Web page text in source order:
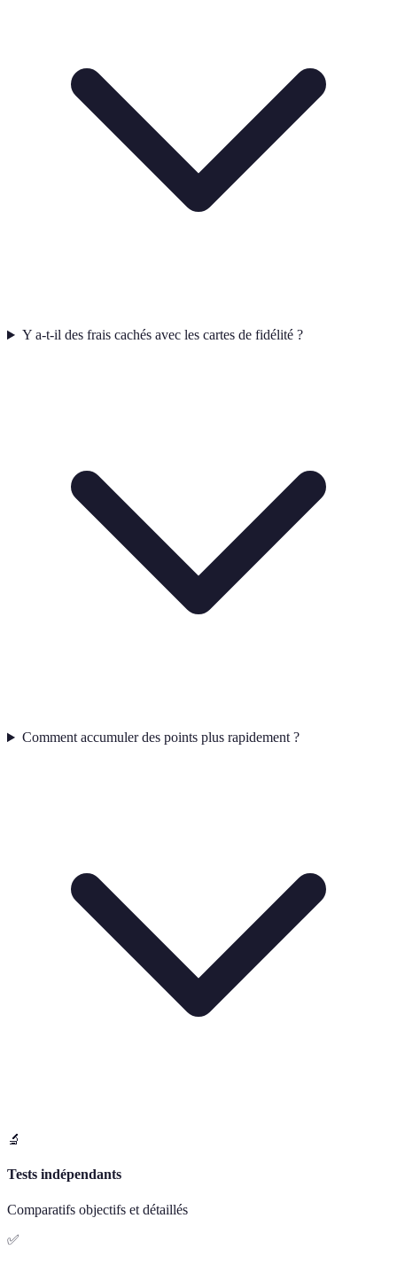
Y a-t-il des frais cachés avec les cartes de fidélité ?
Comment accumuler des points plus rapidement ?
🔬
Tests indépendants
Comparatifs objectifs et détaillés
✅